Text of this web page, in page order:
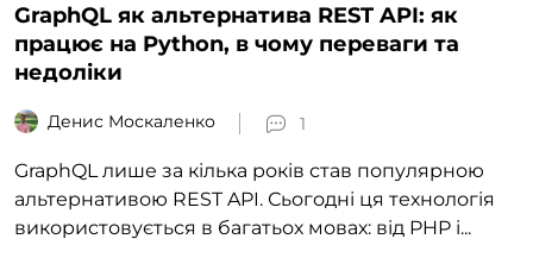
GraphQL як альтернатива REST API: як
працює на Python, в чому переваги та
недоліки
Денис Москаленко 1
GraphQL лише за кілька років став популярною
альтернативою REST API. Сьогодні ця технологія
використовується в багатьох мовах: від PHP і...